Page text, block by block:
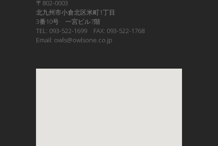
〒802-0003
北九州市小倉北区米町1丁目
3番10号 一宮ビル7階
TEL: 093-522-1699 FAX: 093-522-1768
Email: owls@owlsone.co.jp